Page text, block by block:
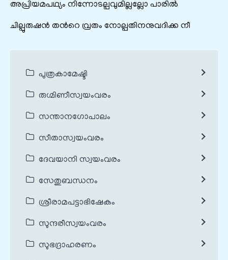
അപ്രിയമപഥ്യം നിന്നോടല്പവുമില്ലല്ലോ പാരില്‍
ചില്പുരുഷന്‍ തന്‍റെ വ്രതം നോല്പതിനനുവദിക്ക നീ
പുത്രകാമേഷ്ടി
രുഗ്മിണീസ്വയംവരം
സന്താനഗോപാലം
സീതാസ്വയംവരം
ദേവയാനി സ്വയംവരം
സേതുബന്ധനം
ശ്രീരാമപട്ടാഭിഷേകം
സുന്ദരീസ്വയംവരം
സുഭദ്രാഹരണം